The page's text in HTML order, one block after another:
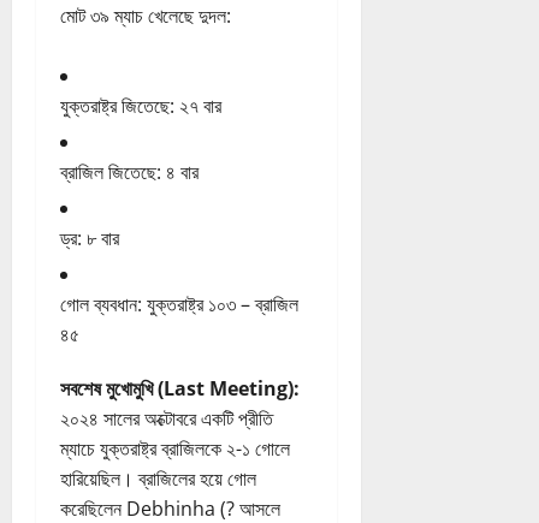
মোট ৩৯ ম্যাচ খেলেছে দুদল:
যুক্তরাষ্ট্র জিতেছে: ২৭ বার
ব্রাজিল জিতেছে: ৪ বার
ড্র: ৮ বার
গোল ব্যবধান: যুক্তরাষ্ট্র ১০৩ – ব্রাজিল
৪৫
সবশেষ মুখোমুখি (Last Meeting):
২০২৪ সালের অক্টোবরে একটি প্রীতি
ম্যাচে যুক্তরাষ্ট্র ব্রাজিলকে ২-১ গোলে
হারিয়েছিল। ব্রাজিলের হয়ে গোল
করেছিলেন Debhinha (? আসলে